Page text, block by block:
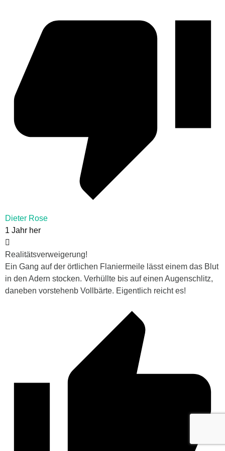
Dieter Rose
1 Jahr her
Realitätsverweigerung!
Ein Gang auf der örtlichen Flaniermeile lässt einem das Blut
in den Adern stocken. Verhüllte bis auf einen Augenschlitz,
daneben vorstehenb Vollbärte. Eigentlich reicht es!